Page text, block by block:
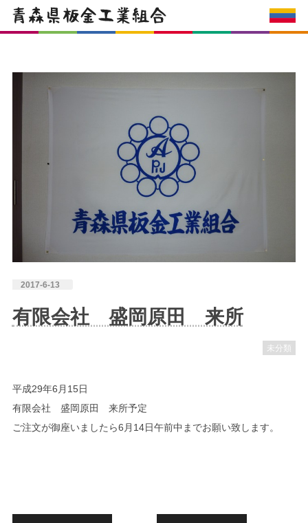
2017-6-13
有限会社 盛岡原田 来所
未分類
平成29年6月15日
有限会社 盛岡原田 来所予定
ご注文が御座いましたら6月14日午前中までお願い致します。